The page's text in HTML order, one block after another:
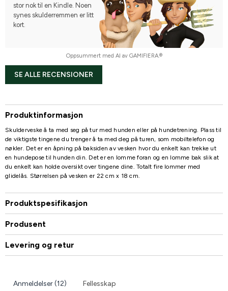
stor nok til en Kindle. Noen
synes skulderremmen er litt
kort.
Oppsummert med AI av GAMIFIERA.®
SE ALLE RECENSIONER
Produktinformasjon
Skulderveske å ta med seg på tur med hunden eller på hundetrening. Plass til
de viktigste tingene du trenger å ta med deg på turen, som mobiltelefon og
nøkler. Det er en åpning på baksiden av vesken hvor du enkelt kan trekke ut
en hundepose til hunden din. Det er en lomme foran og en lomme bak slik at
du enkelt kan holde oversikt over tingene dine. Totalt fire lommer med
glidelås. Størrelsen på vesken er 22 cm x 18 cm.
Produktspesifikasjon
Produsent
Levering og retur
Anmeldelser (12) Fellesskap